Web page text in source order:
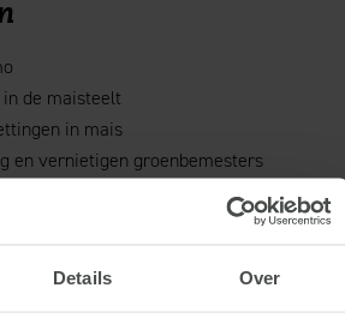
Details Over
de maisteelt
in mais
en vernietigen groenbemesters